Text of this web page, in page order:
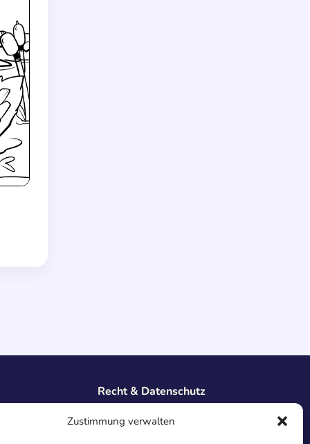
Zustimmung verwalten
Recht & Datenschutz
Datenschutz